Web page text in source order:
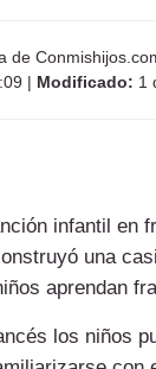
de
| Modificado: 1
infantil en
una
aprendan
los niños